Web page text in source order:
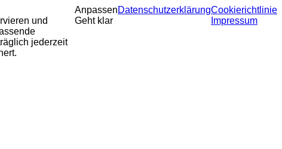
und
jederzeit
Anpassen
Geht klar
DatenschutzerklärungCookierichtlinie
Impressum